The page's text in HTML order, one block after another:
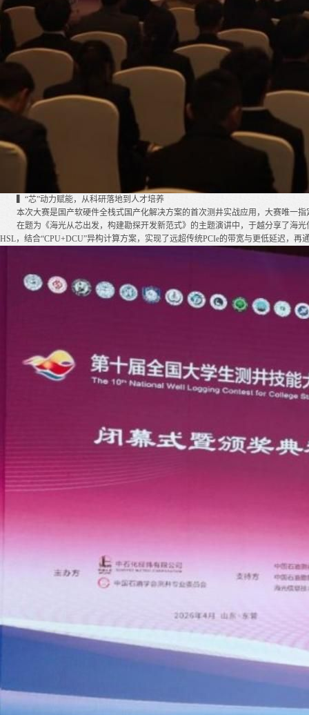
▍“芯”动力赋能，从科研落地到人才培养
本次大赛是国产软硬件全栈式国产化解决方案的首次测井实战应用，大赛唯一
在题为《海光从芯出发，构建勘探开发新范式》的主题演讲中，于越分享了海
HSL，结合“CPU+DCU”异构计算方案，实现了远超传统PCIe的带宽与更低延迟，